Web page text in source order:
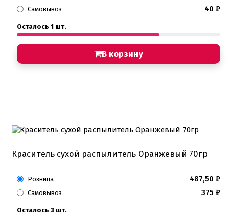
Самовывоз 40 ₽
Осталось 1 шт.
В корзину
Краситель сухой распылитель Оранжевый 70гр
Розница 487,50 ₽
Самовывоз 375 ₽
Осталось 3 шт.